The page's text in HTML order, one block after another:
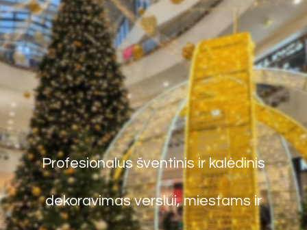
Profesionalus šventinis ir kalėdinis
dekoravimas verslui, miestams ir